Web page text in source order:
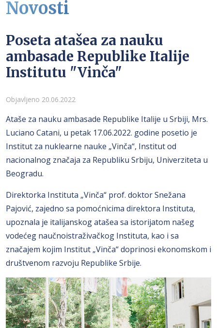
Novosti
Poseta atašea za nauku
ambasade Republike Italije
Institutu "Vinča"
Detalji
Objavljeno 20.06.2022
Ataše za nauku ambasade Republike Italije u Srbiji, Mrs.
Luciano Catani, u petak 17.06.2022. godine posetio je
Institut za nuklearne nauke „Vinča“, Institut od
nacionalnog značaja za Republiku Srbiju, Univerziteta u
Beogradu.
Direktorka Instituta „Vinča“ prof. doktor Snežana
Pajović, zajedno sa pomoćnicima direktora Instituta,
upoznala je italijanskog atašea sa istorijatom našeg
vodećeg naučnoistraživačkog Instituta, kao i sa
značajem kojim Institut „Vinča“ doprinosi ekonomskom i
društvenom razvoju Republike Srbije.